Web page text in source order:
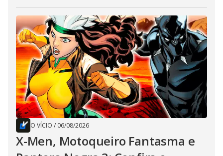
O VÍCIO / 06/08/2026
X-Men, Motoqueiro Fantasma e